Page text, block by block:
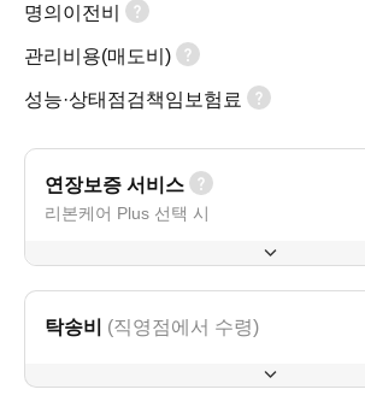
명의이전비
관리비용(매도비)
성능·상태점검책임보험료
연장보증 서비스
리본케어 Plus 선택 시
탁송비 (직영점에서 수령)